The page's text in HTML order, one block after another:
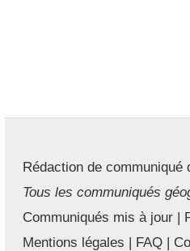
Rédaction de communiqué
Tous les communiqués
Communiqués mis à jour |
Mentions légales | FAQ |